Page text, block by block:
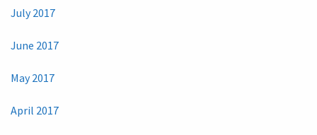
July 2017
June 2017
May 2017
April 2017